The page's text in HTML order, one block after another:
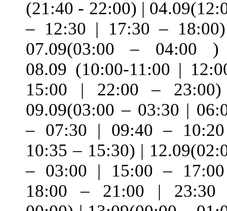
(21:40 - 22:00) |
– 12:30 | 17:30 –
07.09(03:00 – 04:00
08.09 (10:00-11:00 |
15:00 | 22:00 –
09.09(03:00 – 03:30 |
– 07:30 | 09:40 –
10:35 – 15:30) |
– 03:00 | 15:00 –
18:00 – 21:00 | 23:30